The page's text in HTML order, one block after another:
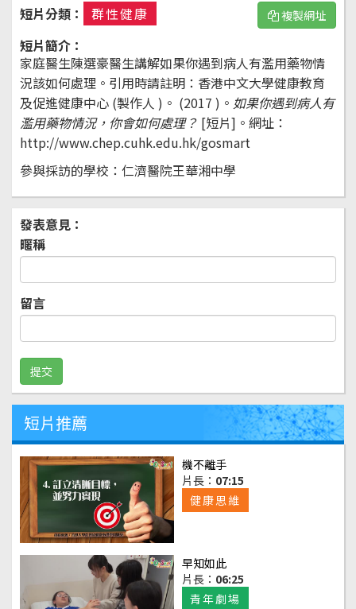
短片分類：
群性健康 複製網址
短片簡介：
家庭醫生陳選豪醫生講解如果你遇到病人有濫用藥物情
況該如何處理。引用時請註明：香港中文大學健康教育
及促進健康中心 (製作人 )。 (2017 )。 如果你遇到病人有
濫用藥物情況，你會如何處理？ [短片]。 網址：
http://www.chep.cuhk.edu.hk/gosmart
參與採訪的學校：仁濟醫院王華湘中學
發表意見：
暱稱
留言
短片推薦
機不離手
片長： 07:15
健康思維
早知如此
片長： 06:25
青年劇場